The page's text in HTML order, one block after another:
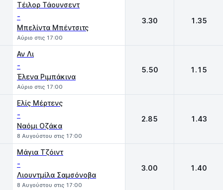
Τέιλορ Τάουνσεντ
-
Μπελίντα Μπέντσιτς
Αύριο στις 17:00
3.30 1.35
Αν Λι
-
Έλενα Ριμπάκινα
Αύριο στις 17:00
5.50 1.15
Eλίς Μέρτενς
-
Ναόμι Οζάκα
8 Αυγούστου στις 17:00
2.85 1.43
Μάγια Τζόιντ
-
Λιουντμίλα Σαμσόνοβα
8 Αυγούστου στις 17:00
3.00 1.40